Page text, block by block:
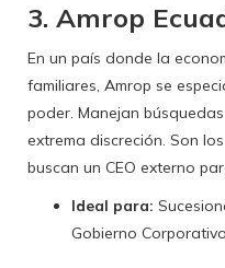
3. Amrop
En un país donde la
familiares, Amrop se
poder. Manejan
extrema discreción. Son
buscan un CEO externo
Ideal para:
Gobierno